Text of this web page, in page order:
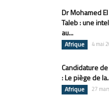
Dr Mohamed
Taleb : une
au...
Afrique 4 mai
Candidature de
: Le piège de
Afrique 27